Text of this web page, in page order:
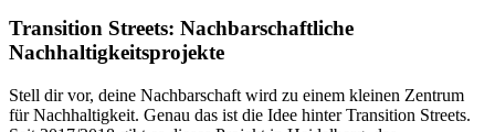
Transition Streets: Nachbarschaftliche
Nachhaltigkeitsprojekte
Stell dir vor, deine Nachbarschaft wird zu einem kleinen Zentrum
für Nachhaltigkeit. Genau das ist die Idee hinter Transition Streets.